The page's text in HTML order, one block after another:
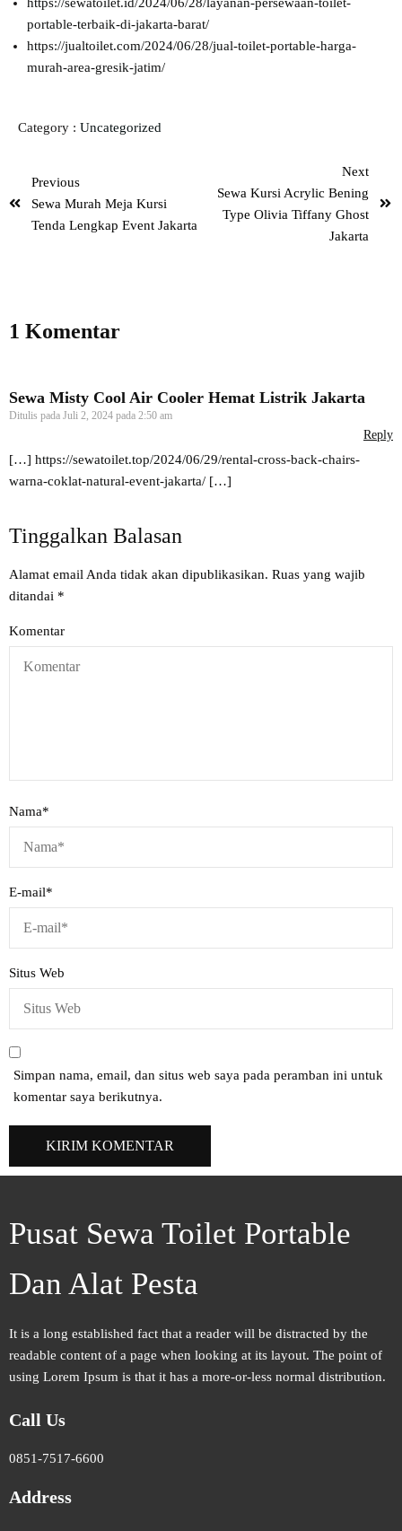
https://sewatoilet.id/2024/06/28/layanan-persewaan-toilet-
portable-terbaik-di-jakarta-barat/
https://jualtoilet.com/2024/06/28/jual-toilet-portable-harga-
murah-area-gresik-jatim/
Category : Uncategorized
Previous
Sewa Murah Meja Kursi
Tenda Lengkap Event Jakarta
Next
Sewa Kursi Acrylic Bening
Type Olivia Tiffany Ghost
Jakarta
1 Komentar
Sewa Misty Cool Air Cooler Hemat Listrik Jakarta
Ditulis pada Juli 2, 2024 pada 2:50 am
Reply
[…] https://sewatoilet.top/2024/06/29/rental-cross-back-chairs-
warna-coklat-natural-event-jakarta/ […]
Tinggalkan Balasan
Alamat email Anda tidak akan dipublikasikan. Ruas yang wajib
ditandai *
Komentar
Nama*
E-mail*
Situs Web
Simpan nama, email, dan situs web saya pada peramban ini untuk
komentar saya berikutnya.
Pusat Sewa Toilet Portable
Dan Alat Pesta
It is a long established fact that a reader will be distracted by the
readable content of a page when looking at its layout. The point of
using Lorem Ipsum is that it has a more-or-less normal distribution.
Call Us
0851-7517-6600
Address